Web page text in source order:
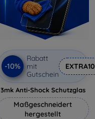
-10%
Rabatt
mit
Gutschein
EXTRA10
3mk Anti-Shock Schutzglas
Maßgeschneidert
hergestellt